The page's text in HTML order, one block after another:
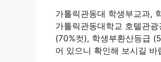
가톨릭관동대 학생부교과,
가톨릭관동대학교 호텔관
(70%컷), 학생부환산등급
어 있으니 확인해 보시길 바